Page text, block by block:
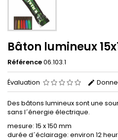
Bâton lumineux
Référence06.103.1
Évaluation
Des bâtons lumineux sont une
sans l´énergie électrique.
mesure: 15 x 150 mm
durée d´éclairage: environ 12